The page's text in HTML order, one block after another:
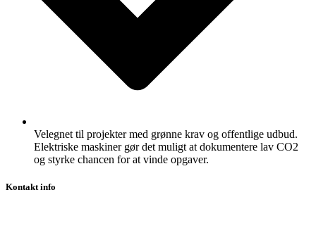
Velegnet til projekter med grønne krav og offentlige udbud.
Elektriske maskiner gør det muligt at dokumentere lav CO2
og styrke chancen for at vinde opgaver.
Kontakt info